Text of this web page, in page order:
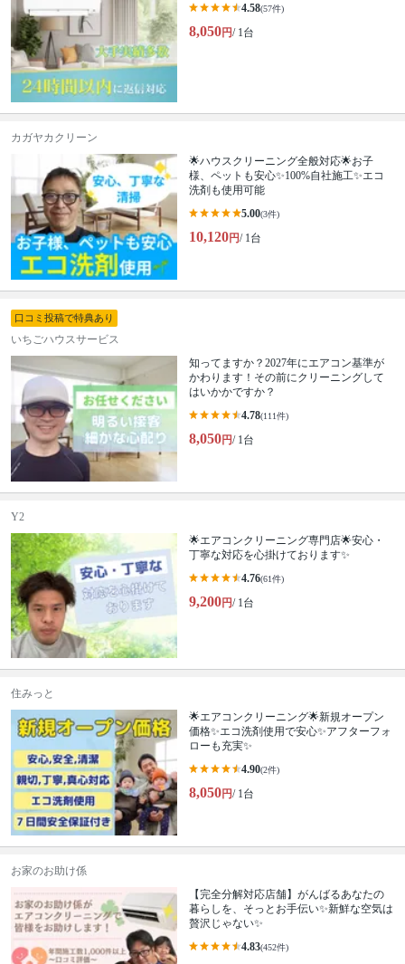
4.58(57件)
8,050円/ 1台
カガヤカクリーン
🌟ハウスクリーニング全般対応🌟お子
様、ペットも安心✨100%自社施工✨エコ
洗剤も使用可能
5.00(3件)
10,120円/ 1台
口コミ投稿で特典あり
いちごハウスサービス
知ってますか？2027年にエアコン基準が
かわります！その前にクリーニングして
はいかかですか？
4.78(111件)
8,050円/ 1台
Y2
🌟エアコンクリーニング専門店🌟安心・
丁寧な対応を心掛けております✨
4.76(61件)
9,200円/ 1台
住みっと
🌟エアコンクリーニング🌟新規オープン
価格✨エコ洗剤使用で安心✨アフターフォ
ローも充実✨
4.90(2件)
8,050円/ 1台
お家のお助け係
【完全分解対応店舗】がんばるあなたの
暮らしを、そっとお手伝い✨新鮮な空気は
贅沢じゃない✨
4.83(452件)